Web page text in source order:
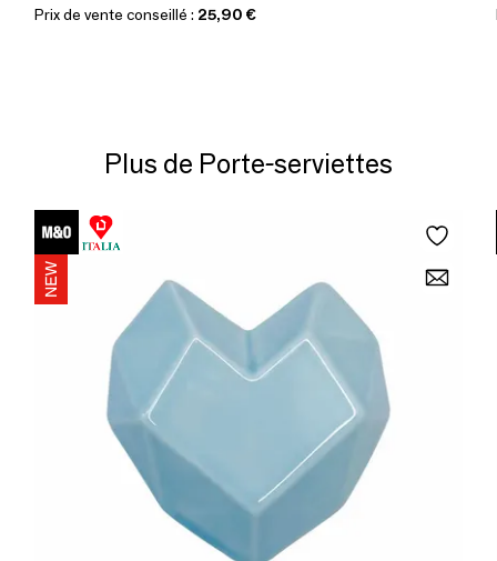
Prix de vente conseillé : 25,90 €
Plus de Porte-serviettes